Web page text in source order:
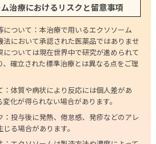
治療におけるリスクと留意事項
について：本治療で用いるエクソソーム
法において承認された医薬品ではありませ
については現在世界中で研究が進められて
、確立された標準治療とは異なる点をご理
：体質や病状により反応には個人差があ
変化が得られない場合があります。
：投与後に発熱、倦怠感、発疹などのアレ
る場合があります。